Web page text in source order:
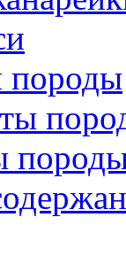
породы